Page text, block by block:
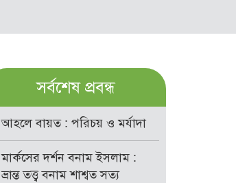
সর্বশেষ প্রবন্ধ
আহলে বায়ত : পরিচয় ও মর্যাদা
মার্কসের দর্শন বনাম ইসলাম :
ভ্রান্ত তত্ত্ব বনাম শাশ্বত সত্য